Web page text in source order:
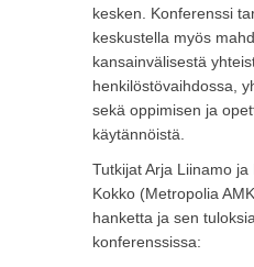
kesken. Konferenssi
keskustella myös
kansainvälisestä
henkilöstövaihdossa,
sekä oppimisen ja
käytännöistä.
Tutkijat Arja Liinamo
Kokko (Metropolia
hanketta ja sen
konferenssissa: